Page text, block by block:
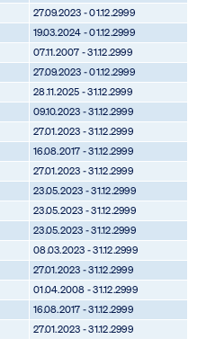
27.09.2023 - 01.12.2999
19.03.2024 - 01.12.2999
07.11.2007 - 31.12.2999
27.09.2023 - 01.12.2999
28.11.2025 - 31.12.2999
09.10.2023 - 31.12.2999
27.01.2023 - 31.12.2999
16.08.2017 - 31.12.2999
27.01.2023 - 31.12.2999
23.05.2023 - 31.12.2999
23.05.2023 - 31.12.2999
23.05.2023 - 31.12.2999
08.03.2023 - 31.12.2999
27.01.2023 - 31.12.2999
01.04.2008 - 31.12.2999
16.08.2017 - 31.12.2999
27.01.2023 - 31.12.2999